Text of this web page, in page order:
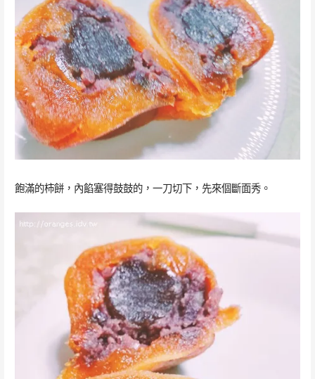
飽滿的柿餅，內餡塞得鼓鼓的，一刀切下，先來個斷面秀。